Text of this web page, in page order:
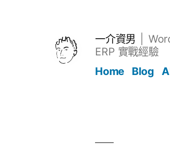
一介資男
ERP 實戰經驗
Home
Blog